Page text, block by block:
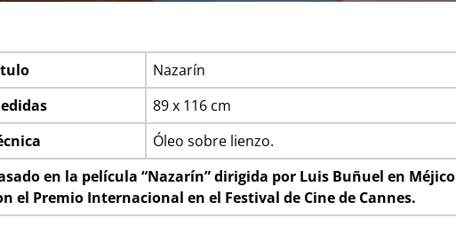
Nazarín
89 x 116 cm
Óleo sobre lienzo.
en la película “Nazarín” dirigida por Luis Buñuel en Méjico
el Premio Internacional en el Festival de Cine de Cannes.